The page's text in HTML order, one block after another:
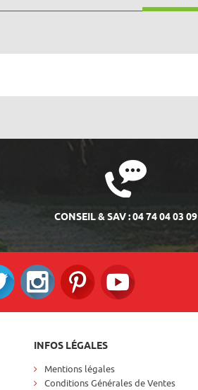
CONSEIL & SAV : 04 74 04 03 09
INFOS LÉGALES
Mentions légales
Conditions Générales de Ventes